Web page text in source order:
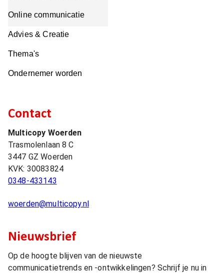
Online communicatie
Advies & Creatie
Thema's
Ondernemer worden
Contact
Multicopy Woerden
Trasmolenlaan 8 C
3447 GZ Woerden
KVK: 30083824
0348-433143
woerden@multicopy.nl
Nieuwsbrief
Op de hoogte blijven van de nieuwste
communicatietrends en -ontwikkelingen? Schrijf je nu in